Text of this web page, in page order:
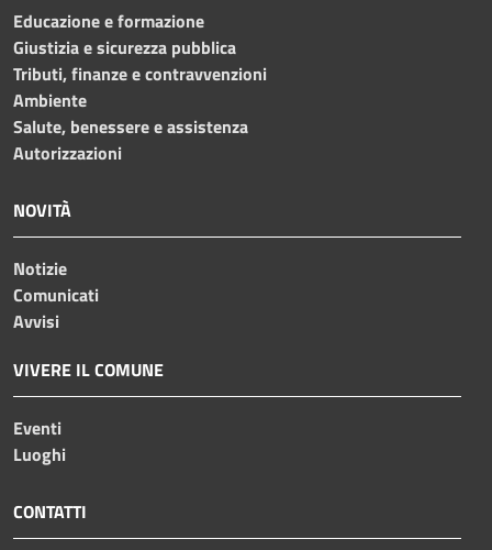
Educazione e formazione
Giustizia e sicurezza pubblica
Tributi, finanze e contravvenzioni
Ambiente
Salute, benessere e assistenza
Autorizzazioni
NOVITÀ
Notizie
Comunicati
Avvisi
VIVERE IL COMUNE
Eventi
Luoghi
CONTATTI